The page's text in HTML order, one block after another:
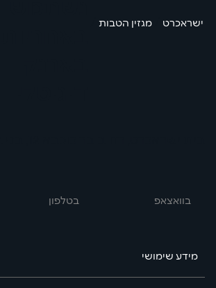
ישראכרט /מגזין הטבות
מידע שימושי
בוואצאפ בטלפון